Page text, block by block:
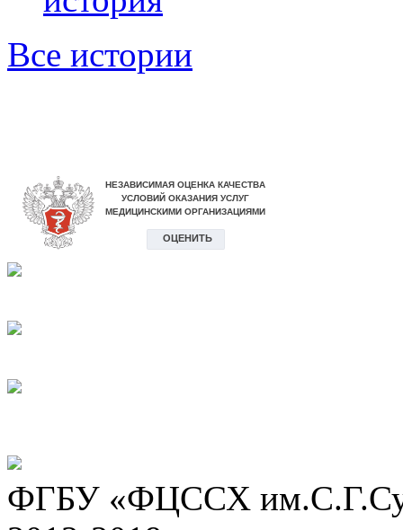
Все истории
ФГБУ «ФЦССХ